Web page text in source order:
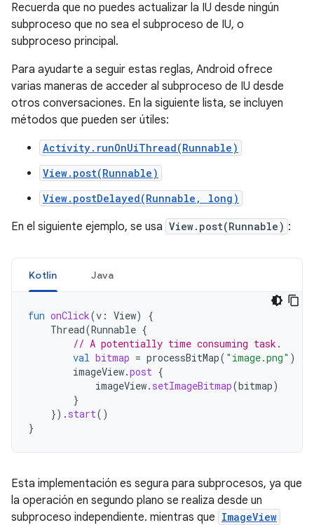
Recuerda que no puedes actualizar la IU desde ningún
subproceso que no sea el subproceso de IU, o
subproceso principal.
Para ayudarte a seguir estas reglas, Android ofrece
varias maneras de acceder al subproceso de IU desde
otros conversaciones. En la siguiente lista, se incluyen
métodos que pueden ser útiles:
Activity.runOnUiThread(Runnable)
View.post(Runnable)
View.postDelayed(Runnable, long)
En el siguiente ejemplo, se usa View.post(Runnable) :
Kotlin Java
fun onClick(v : View)
{
Thread(Runnable {
// A potentially time consuming task.
val bitmap = processBitMap( "image.png" )
imageView.post {
imageView. setImageBitmap(bitmap)
}
}). start()
}
Esta implementación es segura para subprocesos, ya que
la operación en segundo plano se realiza desde un
subproceso independiente. mientras que ImageView